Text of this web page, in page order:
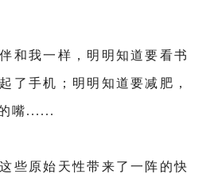
和我一样，明明知道要看书
了手机；明明知道要减肥，
嘴......
些原始天性带来了一阵的快